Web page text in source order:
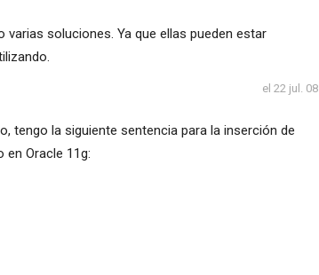
soluciones. Ya que ellas pueden estar
el 22 jul. 08
tengo la siguiente sentencia para la inserción de
en Oracle 11g: